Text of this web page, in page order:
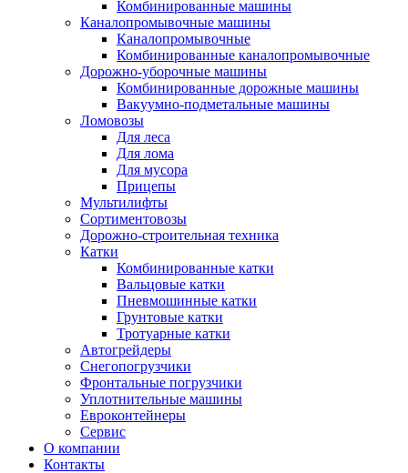
Комбинированные машины
Каналопромывочные машины
Каналопромывочные
Комбинированные каналопромывочные
Дорожно-уборочные машины
Комбинированные дорожные машины
Вакуумно-подметальные машины
Ломовозы
Для леса
Для лома
Для мусора
Прицепы
Мультилифты
Сортиментовозы
Дорожно-строительная техника
Катки
Комбинированные катки
Вальцовые катки
Пневмошинные катки
Грунтовые катки
Тротуарные катки
Автогрейдеры
Снегопогрузчики
Фронтальные погрузчики
Уплотнительные машины
Евроконтейнеры
Сервис
О компании
Контакты